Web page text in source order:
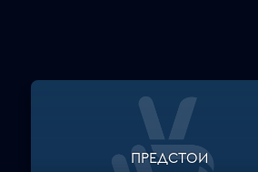
ПРЕДСТОИ